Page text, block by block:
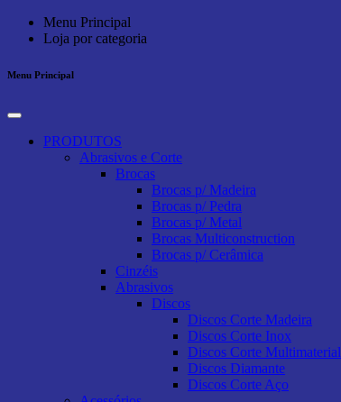
Menu Principal
Loja por categoria
Menu Principal
PRODUTOS
Abrasivos e Corte
Brocas
Brocas p/ Madeira
Brocas p/ Pedra
Brocas p/ Metal
Brocas Multiconstruction
Brocas p/ Cerâmica
Cinzéis
Abrasivos
Discos
Discos Corte Madeira
Discos Corte Inox
Discos Corte Multimaterial
Discos Diamante
Discos Corte Aço